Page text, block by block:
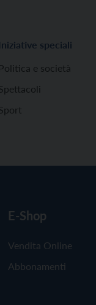
Iniziative speciali
Politica e società
E-Shop
Vendita Online
Abbonamenti